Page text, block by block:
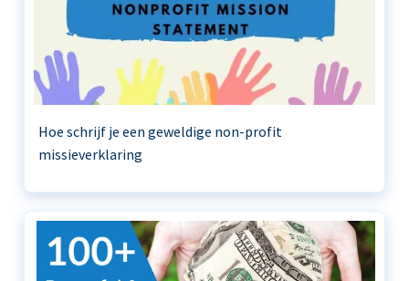
Hoe schrijf je een geweldige non-profit
missieverklaring